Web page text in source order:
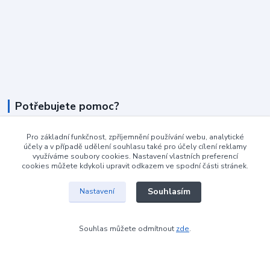
Potřebujete pomoc?
+420 604 990 800
po-pá 8:15 - 17:00 hod
info@podlahovyraj.cz
Pro základní funkčnost, zpříjemnění používání webu, analytické
účely a v případě udělení souhlasu také pro účely cílení reklamy
využíváme soubory cookies. Nastavení vlastních preferencí
cookies můžete kdykoli upravit odkazem ve spodní části stránek.
Nastavení Souhlasím
Souhlas můžete odmítnout zde.